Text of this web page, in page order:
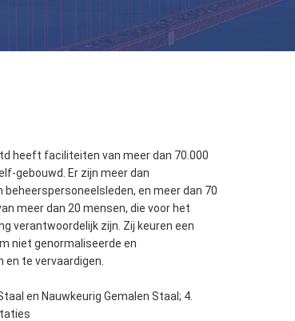
heeft faciliteiten van meer dan 70.000
gebouwd. Er zijn meer dan
en meer dan 70
meer dan 20 mensen, die voor het
verantwoordelijk zijn. Zij keuren een
niet genormaliseerde en
te vervaardigen.
en Nauwkeurig Gemalen Staal; 4.